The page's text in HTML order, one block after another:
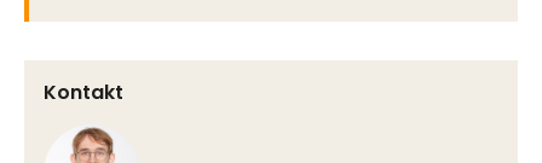
Kontakt